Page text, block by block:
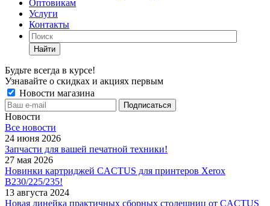
Оптовикам
Услуги
Контакты
Найти
Будьте всегда в курсе!
Узнавайте о скидках и акциях первым
Новости магазина
Новости
Все новости
24 июня 2026
Запчасти для вашей печатной техники!
27 мая 2026
Новинки картриджей CACTUS для принтеров Xerox
B230/225/235!
13 августа 2024
Новая линейка практичных сборных столешниц от CACTUS